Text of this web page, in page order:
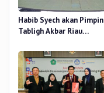
Habib Syech akan Pimpin
Tabligh Akbar Riau
Nur, Besok